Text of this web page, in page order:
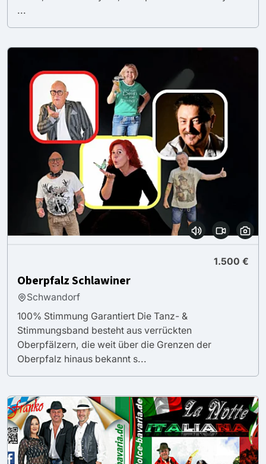
...
1.500 €
Oberpfalz Schlawiner
Schwandorf
100% Stimmung Garantiert Die Tanz- &
Stimmungsband besteht aus verrückten
Oberpfälzern, die weit über die Grenzen der
Oberpfalz hinaus bekannt s...